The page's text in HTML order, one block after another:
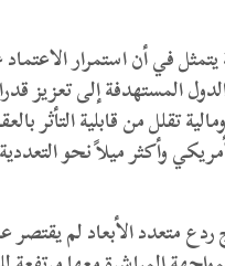
في أن استمرار
المستهدفة إلى تعزيز
تقلل من قابلية التأثر
وأكثر ميلاً نحو
متعدد الأبعاد لم يقتصر